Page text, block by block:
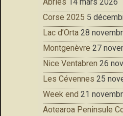
Corse 2025 5
Lac d’Orta 28
Montgenèvre 27
Nice Ventabren 26
Les Cévennes 25
Week end 21
Aotearoa Peninsule